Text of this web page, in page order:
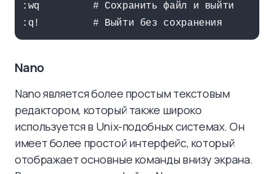
:wq         # Сохранить файл и выйти
Nano
Nano является более простым текстовым
редактором, который также широко
используется в Unix-подобных системах. Он
имеет более простой интерфейс, который
отображает основные команды внизу экрана.